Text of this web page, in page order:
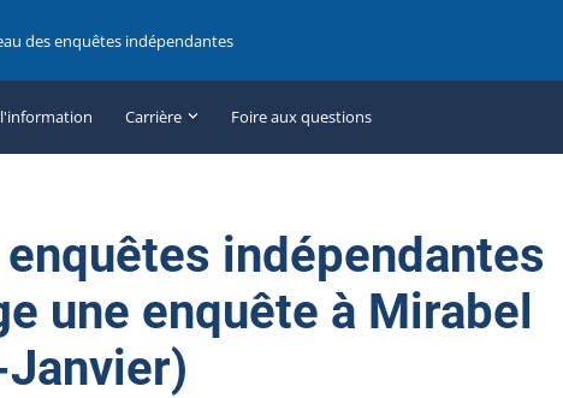
des enquêtes indépendantes
l'information Carrière Foire aux questions
indépendantes
une enquête à Mirabel